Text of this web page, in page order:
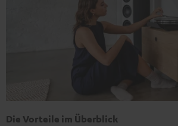
Die Vorteile im Überblick